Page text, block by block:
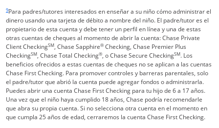
9Para padres/tutores interesados en enseñar a su niño cómo administrar el
dinero usando una tarjeta de débito a nombre del niño. El padre/tutor es el
propietario de esta cuenta y debe tener un perfil en línea y una de estas
otras cuentas de cheques al momento de abrir la cuenta: Chase Private
Client CheckingSM, Chase Sapphire® Checking, Chase Premier Plus
CheckingSM, Chase Total Checking®, o Chase Secure CheckingSM. Los
beneficios ofrecidos a estas cuentas de cheques no se aplican a las cuentas
Chase First Checking. Para promover controles y barreras parentales, solo
el padre/tutor que abrió la cuenta puede agregar fondos o administrarla.
Puedes abrir una cuenta Chase First Checking para tu hijo de 6 a 17 años.
Una vez que el niño haya cumplido 18 años, Chase podría recomendarle
que abra su propia cuenta. Si no selecciona otra cuenta en el momento en
que cumpla 25 años de edad, cerraremos la cuenta Chase First Checking.